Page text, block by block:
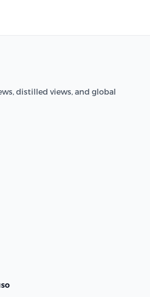
distilled views, and global